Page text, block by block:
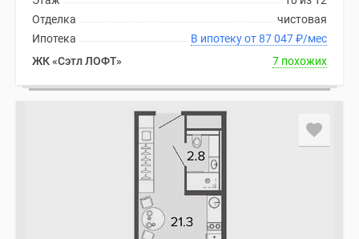
чистовая
Отделка
В ипотеку от 87 047₽/мес
Ипотека
ЖК «Сэтл ЛОФТ»
7 похожих